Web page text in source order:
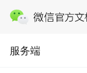
服务端
服务端